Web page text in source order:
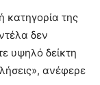
κατηγορία της
δεν
υψηλό δείκτη
ανέφερε